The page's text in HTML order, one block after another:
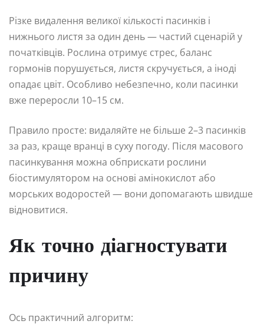
Різке видалення великої кількості пасинків і
нижнього листя за один день — частий сценарій у
початківців. Рослина отримує стрес, баланс
гормонів порушується, листя скручується, а іноді
опадає цвіт. Особливо небезпечно, коли пасинки
вже переросли 10–15 см.
Правило просте: видаляйте не більше 2–3 пасинків
за раз, краще вранці в суху погоду. Після масового
пасинкування можна обприскати рослини
біостимулятором на основі амінокислот або
морських водоростей — вони допомагають швидше
відновитися.
Як точно діагностувати
причину
Ось практичний алгоритм: